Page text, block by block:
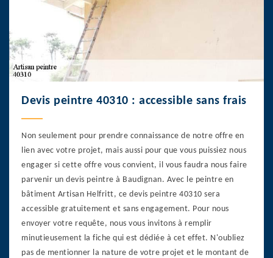
Devis peintre 40310 : accessible sans frais
Non seulement pour prendre connaissance de notre offre en
lien avec votre projet, mais aussi pour que vous puissiez nous
engager si cette offre vous convient, il vous faudra nous faire
parvenir un devis peintre à Baudignan. Avec le peintre en
bâtiment Artisan Helfritt, ce devis peintre 40310 sera
accessible gratuitement et sans engagement. Pour nous
envoyer votre requête, nous vous invitons à remplir
minutieusement la fiche qui est dédiée à cet effet. N'oubliez
pas de mentionner la nature de votre projet et le montant de